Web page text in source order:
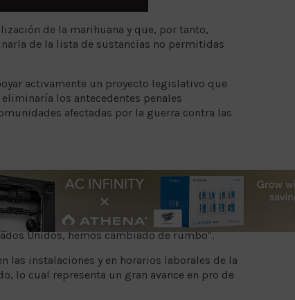
de la marihuana y que, por tanto,
de la lista de sustancias no permitidas
activamente un proyecto legislativo que
los antecedentes penales
afectadas por la guerra contra las
Eliminación y Reinversión de Oportunidades
el consumo de cannabis entre los
alcohol. En el pasado, si las personas daban
en Amazon. Sin embargo,
Unidos, hemos cambiado de rumbo".
las instalaciones y en horarios laborales de la
lo cual representa un gran avance en pro de